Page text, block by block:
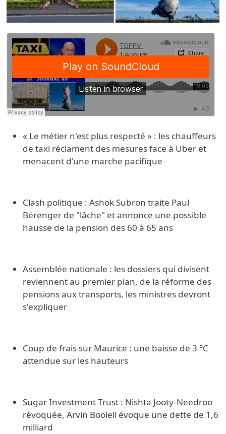
« Le métier n'est plus respecté » : les chauffeurs
de taxi réclament des mesures face à Uber et
menacent d'une marche pacifique
Clash politique : Ashok Subron traite Paul
Bérenger de "lâche" et annonce une possible
hausse de la pension des 60 à 65 ans
Assemblée nationale : les dossiers qui divisent
reviennent au premier plan, de la réforme des
pensions aux transports, les ministres devront
s'expliquer
Coup de frais sur Maurice : une baisse de 3 °C
attendue sur les hauteurs
Sugar Investment Trust : Nishta Jooty-Needroo
révoquée, Arvin Boolell évoque une dette de 1,6
milliard